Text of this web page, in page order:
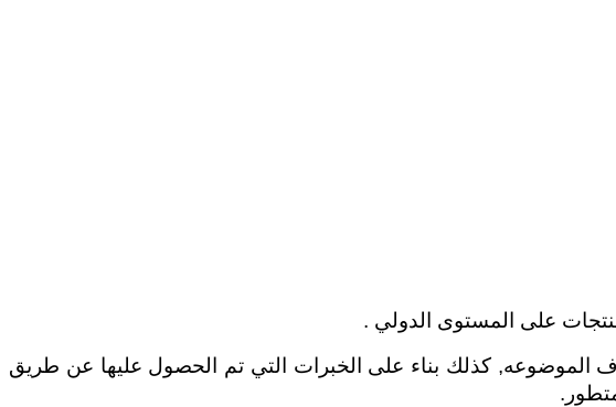
على المستوى الدولي .
الموضوعه, كذلك بناء على الخبرات التي تم الحصول عليها عن طريق